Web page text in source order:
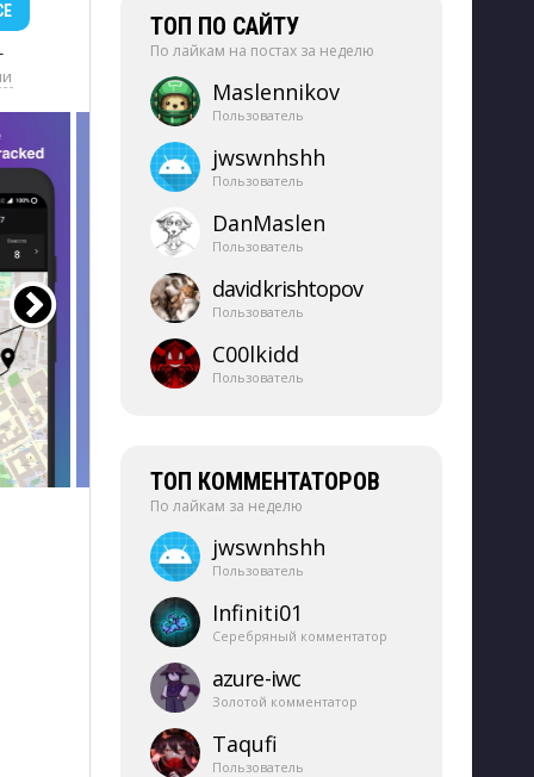
ТОП ПО САЙТУ
По лайкам на постах за неделю
Maslennikov
Пользователь
jwswnhshh
Пользователь
DanMaslen
Пользователь
davidkrishtopov
Пользователь
C00lkidd
Пользователь
ТОП КОММЕНТАТОРОВ
По лайкам за неделю
jwswnhshh
Пользователь
Infiniti01
Серебряный комментатор
azure-​iwc
Золотой комментатор
Taqufi
Пользователь